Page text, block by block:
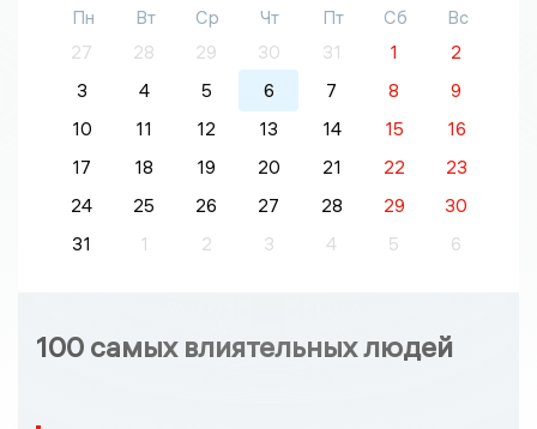
Пн Вт Ср Чт Пт Сб
Вс
27
28 29 30 31 1
2
3
4 5 6 7 8
9
10
11 12 13 14 15
16
17
18 19 20 21 22
23
24
25 26 27 28 29
30
31
1 2 3 4 5 6
100 самых влиятельных людей